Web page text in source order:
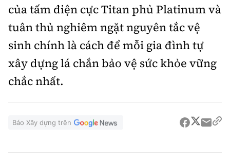
của tấm điện cực Titan phủ Platinum và
tuân thủ nghiêm ngặt nguyên tắc vệ
sinh chính là cách để mỗi gia đình tự
xây dựng lá chắn bảo vệ sức khỏe vững
chắc nhất.
Báo Xây dựng trên